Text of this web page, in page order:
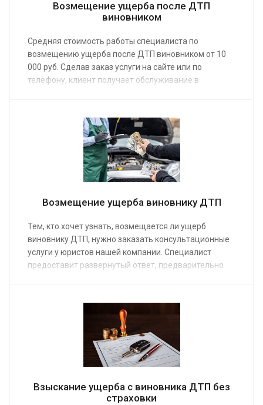
Возмещение ущерба после ДТП
виновником
Средняя стоимость работы специалиста по
возмещению ущерба после ДТП виновником от 10
000 руб. Сделав заказ услуги на сайте или по
телефону, клиент получает обслуживание в
нужное количество консультаций, соберут
документы и доказательства.
Возмещение ущерба виновнику ДТП
Тем, кто хочет узнать, возмещается ли ущерб
виновнику ДТП, нужно заказать консультационные
услуги у юристов нашей компании. Специалист
предоставит развернутый ответ, предварительно
Взыскание ущерба с виновника ДТП без
страховки